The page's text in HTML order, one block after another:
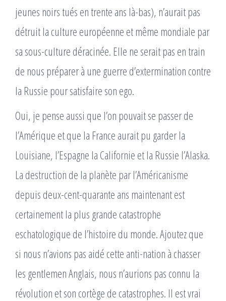
jeunes noirs tués en trente ans là-bas), n’aurait pas
détruit la culture européenne et même mondiale par
sa sous-culture déracinée. Elle ne serait pas en train
de nous préparer à une guerre d’extermination contre
la Russie pour satisfaire son ego.
Oui, je pense aussi que l’on pouvait se passer de
l’Amérique et que la France aurait pu garder la
Louisiane, l’Espagne la Californie et la Russie l’Alaska.
La destruction de la planète par l’Américanisme
depuis deux-cent-quarante ans maintenant est
certainement la plus grande catastrophe
eschatologique de l’histoire du monde. Ajoutez que
si nous n’avions pas aidé cette anti-nation à chasser
les gentlemen Anglais, nous n’aurions pas connu la
révolution et son cortège de catastrophes. Il est vrai